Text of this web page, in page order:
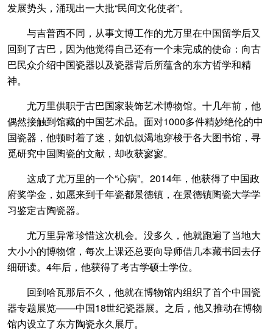
发展势头，涌现出一大批“民间文化使者”。
与吉普西不同，从事文博工作的尤万里在中国留学后又
回到了古巴，因为他觉得自己还有一个未完成的使命：向古
巴民众介绍中国瓷器以及瓷器背后所蕴含的东方哲学和精
神。
尤万里供职于古巴国家装饰艺术博物馆。十几年前，他
偶然接触到馆藏的中国艺术品。面对1000多件精妙绝伦的中
国瓷器，他顿时着了迷，如饥似渴地穿梭于各大图书馆，寻
觅研究中国陶瓷的文献，却收获寥寥。
这成了尤万里的一个“心病”。2014年，他获得了中国政
府奖学金，如愿来到千年瓷都景德镇，在景德镇陶瓷大学学
习鉴定古陶瓷器。
尤万里异常珍惜这次机会。没多久，他就跑遍了当地大
大小小的博物馆，每次上课还总要向导师借几本藏书回去仔
细研读。4年后，他获得了考古学硕士学位。
回到哈瓦那后不久，他就在博物馆内组织了首个中国瓷
器专题展览——中国18世纪瓷器展。之后，他又推动在博物
馆内设立了东方陶瓷永久展厅。